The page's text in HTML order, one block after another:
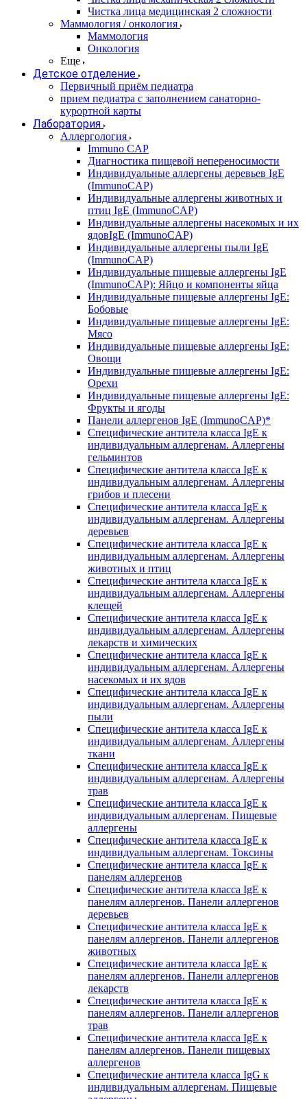
Чистка лица медицинская 2 сложности
Маммология / онкология
Маммология
Онкология
Еще
Детское отделение
Первичный приём педиатра
прием педиатра с заполнением санаторно-
курортной карты
Лаборатория
Аллергология
Immuno CAP
Диагностика пищевой непереносимости
Индивидуальные аллергены деревьев IgE
(ImmunoCAP)
Индивидуальные аллергены животных и
птиц IgE (ImmunoCAP)
Индивидуальные аллергены насекомых и их
ядовIgE (ImmunoCAP)
Индивидуальные аллергены пыли IgE
(ImmunoCAP)
Индивидуальные пищевые аллергены IgE
(ImmunoCAP): Яйцо и компоненты яйца
Индивидуальные пищевые аллергены IgE:
Бобовые
Индивидуальные пищевые аллергены IgE:
Мясо
Индивидуальные пищевые аллергены IgE:
Овощи
Индивидуальные пищевые аллергены IgE:
Орехи
Индивидуальные пищевые аллергены IgE:
Фрукты и ягоды
Панели аллергенов IgE (ImmunoCAP)*
Специфические антитела класса IgE к
индивидуальным аллергенам. Аллергены
гельминтов
Специфические антитела класса IgE к
индивидуальным аллергенам. Аллергены
грибов и плесени
Специфические антитела класса IgE к
индивидуальным аллергенам. Аллергены
деревьев
Специфические антитела класса IgE к
индивидуальным аллергенам. Аллергены
животных и птиц
Специфические антитела класса IgE к
индивидуальным аллергенам. Аллергены
клещей
Специфические антитела класса IgE к
индивидуальным аллергенам. Аллергены
лекарств и химических
Специфические антитела класса IgE к
индивидуальным аллергенам. Аллергены
насекомых и их ядов
Специфические антитела класса IgE к
индивидуальным аллергенам. Аллергены
пыли
Специфические антитела класса IgE к
индивидуальным аллергенам. Аллергены
ткани
Специфические антитела класса IgE к
индивидуальным аллергенам. Аллергены
трав
Специфические антитела класса IgE к
индивидуальным аллергенам. Пищевые
аллергены
Специфические антитела класса IgE к
индивидуальным аллергенам. Токсины
Специфические антитела класса IgE к
панелям аллергенов
Специфические антитела класса IgE к
панелям аллергенов. Панели аллергенов
деревьев
Специфические антитела класса IgE к
панелям аллергенов. Панели аллергенов
животных
Специфические антитела класса IgE к
панелям аллергенов. Панели аллергенов
лекарств
Специфические антитела класса IgE к
панелям аллергенов. Панели аллергенов
трав
Специфические антитела класса IgE к
панелям аллергенов. Панели пищевых
аллергенов
Специфические антитела класса IgG к
индивидуальным аллергенам. Пищевые